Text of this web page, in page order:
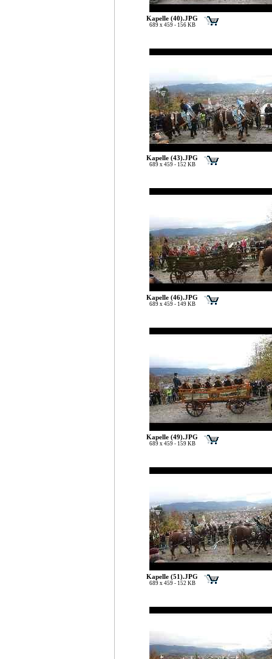
Kapelle (40).JPG
689 x 459 - 156 KB
Kapelle (43).JPG
689 x 459 - 152 KB
Kapelle (46).JPG
689 x 459 - 149 KB
Kapelle (49).JPG
689 x 459 - 159 KB
Kapelle (51).JPG
689 x 459 - 152 KB